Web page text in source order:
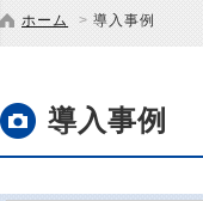
ホーム 導入事例
導入事例